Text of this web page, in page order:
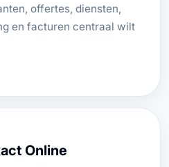
offertes, diensten,
en facturen centraal wilt
Online